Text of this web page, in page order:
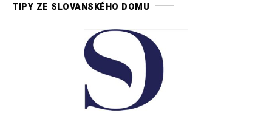
TIPY ZE SLOVANSKÉHO DOMU